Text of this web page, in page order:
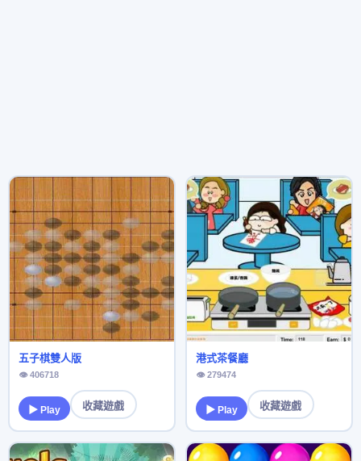
五子棋雙人版
👁 406718
▶ Play 收藏遊戲
港式茶餐廳
👁 279474
▶ Play 收藏遊戲